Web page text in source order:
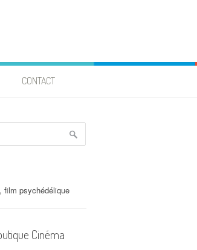
CONTACT
film psychédélique
Cinéma